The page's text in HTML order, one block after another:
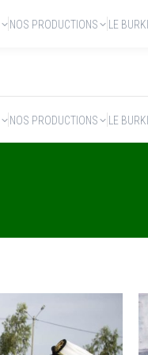
NOS PRODUCTIONS LE
NOS PRODUCTIONS LE